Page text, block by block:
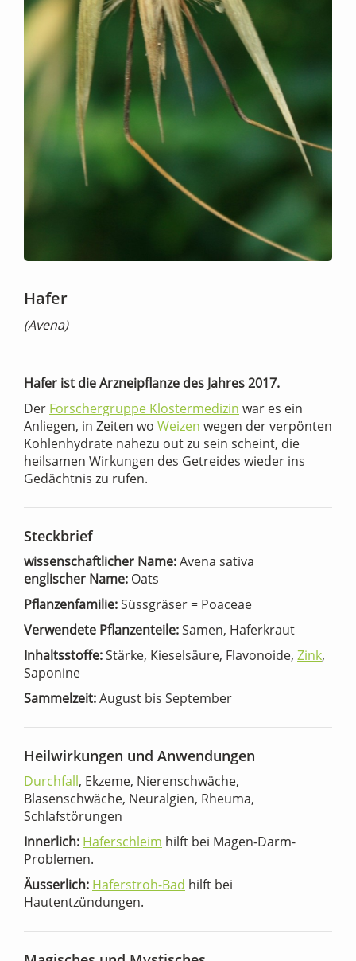
Hafer
(Avena)
Hafer ist die Arzneipflanze des Jahres 2017.
Der Forschergruppe Klostermedizin war es ein
Anliegen, in Zeiten wo Weizen wegen der verpönten
Kohlenhydrate nahezu out zu sein scheint, die
heilsamen Wirkungen des Getreides wieder ins
Gedächtnis zu rufen.
Steckbrief
wissenschaftlicher Name:Avena sativa
englischer Name: Oats
Pflanzenfamilie:Süssgräser = Poaceae
Verwendete Pflanzenteile:Samen, Haferkraut
Inhaltsstoffe:Stärke, Kieselsäure, Flavonoide, Zink,
Saponine
Sammelzeit:August bis September
Heilwirkungen und Anwendungen
Durchfall, Ekzeme, Nierenschwäche,
Blasenschwäche, Neuralgien, Rheuma,
Schlafstörungen
Innerlich: Haferschleim hilft bei Magen-Darm-
Problemen.
Äusserlich: Haferstroh-Bad hilft bei
Hautentzündungen.